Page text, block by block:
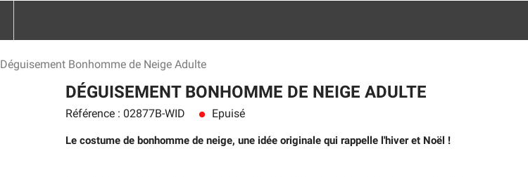
Déguisement Bonhomme de Neige Adulte
DÉGUISEMENT BONHOMME DE NEIGE ADULTE
Référence : 02877B-WID lens Epuisé
Le costume de bonhomme de neige, une idée originale qui rappelle l'hiver et Noël !